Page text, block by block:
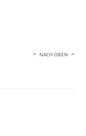
NACH OBEN